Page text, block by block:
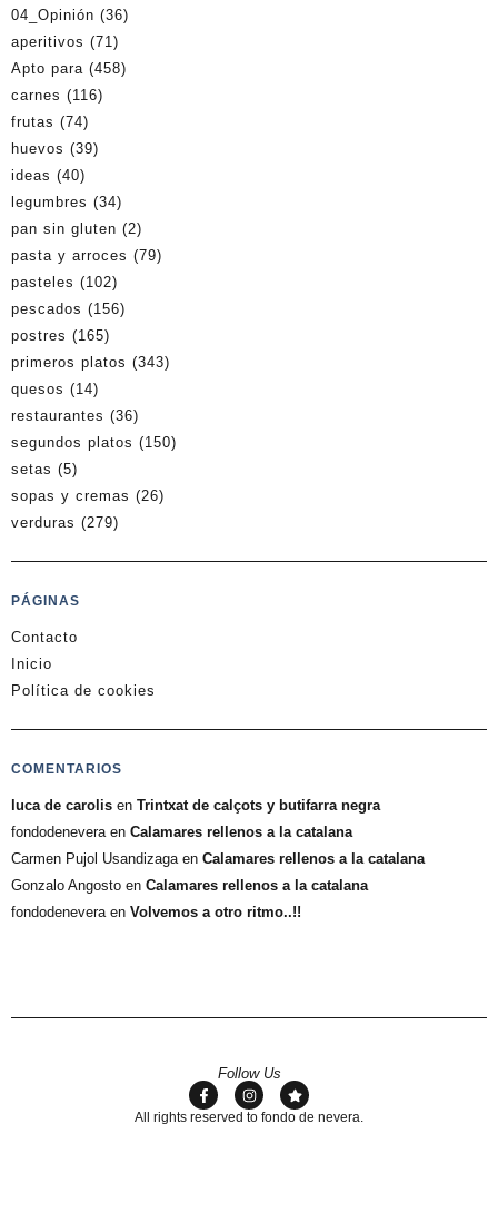
04_Opinión (36)
aperitivos (71)
Apto para (458)
carnes (116)
frutas (74)
huevos (39)
ideas (40)
legumbres (34)
pan sin gluten (2)
pasta y arroces (79)
pasteles (102)
pescados (156)
postres (165)
primeros platos (343)
quesos (14)
restaurantes (36)
segundos platos (150)
setas (5)
sopas y cremas (26)
verduras (279)
PÁGINAS
Contacto
Inicio
Política de cookies
COMENTARIOS
luca de carolis en Trintxat de calçots y butifarra negra
fondodeneveraen Calamares rellenos a la catalana
Carmen Pujol Usandizagaen Calamares rellenos a la catalana
Gonzalo Angosto en Calamares rellenos a la catalana
fondodeneveraen Volvemos a otro ritmo..!!
Follow Us
All rights reserved to fondo de nevera.